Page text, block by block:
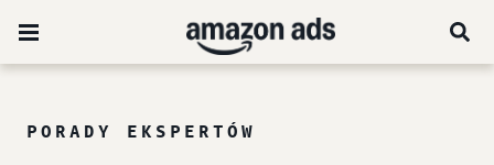
PORADY EKSPERTÓW